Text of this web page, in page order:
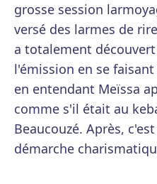
grosse session
versé des larmes de
a totalement
l'émission en se
en entendant Meïssa
comme s'il était au
Beaucouzé. Après,
démarche